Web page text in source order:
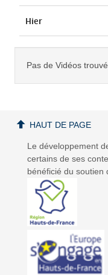
Hier
Pas de Vidéos
Le développement
certains de ses
bénéficié du soutien
HAUT DE PAGE